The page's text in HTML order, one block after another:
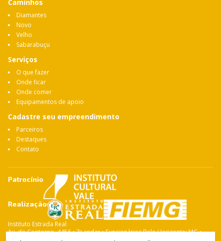
Caminhos
Diamantes
Novo
Velho
Sabarabuçu
Serviços
O que fazer
Onde ficar
Onde comer
Equipamentos de apoio
Cadastre seu empreendimento
Parceiros
Destaques
Contato
Patrocínio
Realização
Instituto Estrada Real
Av. do Contorno, 4456 • 7º andar • Funcionários Belo Horizonte: MG •